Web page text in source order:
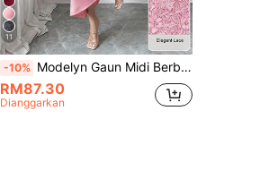
11
-10% Modelyn Gaun Midi Berbutang Pinggang Tampalan Renda Leher Segi Empat Untuk Wanita
RM87.30
Dianggarkan